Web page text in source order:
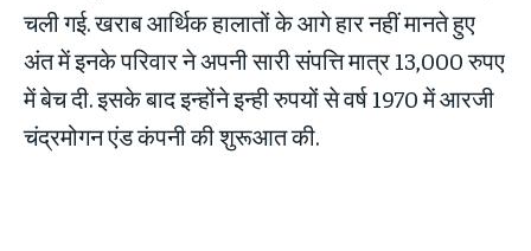
चली गई. खराब आर्थिक हालातों के आगे हार नहीं मानते हुए
अंत में इनके परिवार ने अपनी सारी संपत्ति मात्र 13,000 रुपए
में बेच दी. इसके बाद इन्होंने इन्ही रुपयों से वर्ष 1970 में आरजी
चंद्रमोगन एंड कंपनी की शुरूआत की.